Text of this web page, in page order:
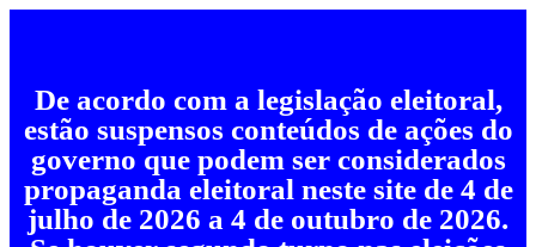
De acordo com a legislação eleitoral,
estão suspensos conteúdos de ações do
governo que podem ser considerados
propaganda eleitoral neste site de 4 de
julho de 2026 a 4 de outubro de 2026.